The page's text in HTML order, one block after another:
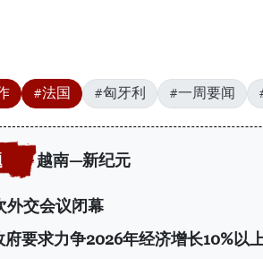
#法国 #匈牙利 #一周要闻
越南—新纪元
外交会议闭幕
府要求力争2026年经济增长10%以